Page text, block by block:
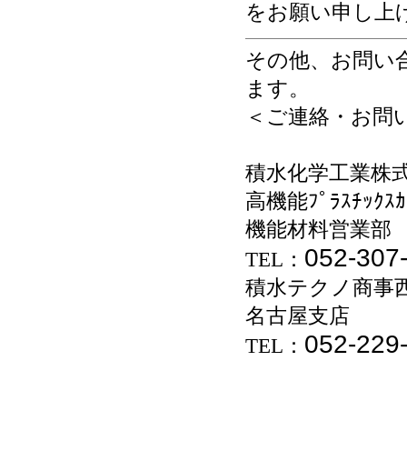
をお願い申し上
その他、お問い
ます。
＜ご連絡・お問
積水化学工業
高機能ﾌﾟﾗｽﾁｯｸｽ
機能材料営業部
TEL ： 052-
積水テクノ商
名古屋支店
TEL ： 052-